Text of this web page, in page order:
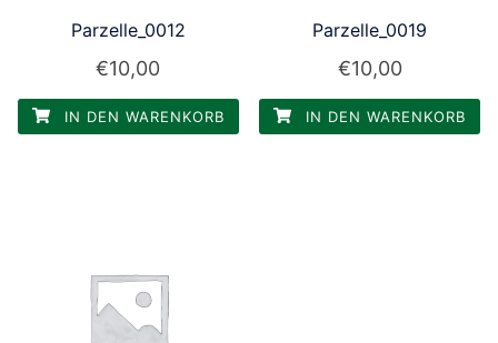
Parzelle_0012
€10,00
IN DEN WARENKORB
Parzelle_0019
€10,00
IN DEN WARENKORB